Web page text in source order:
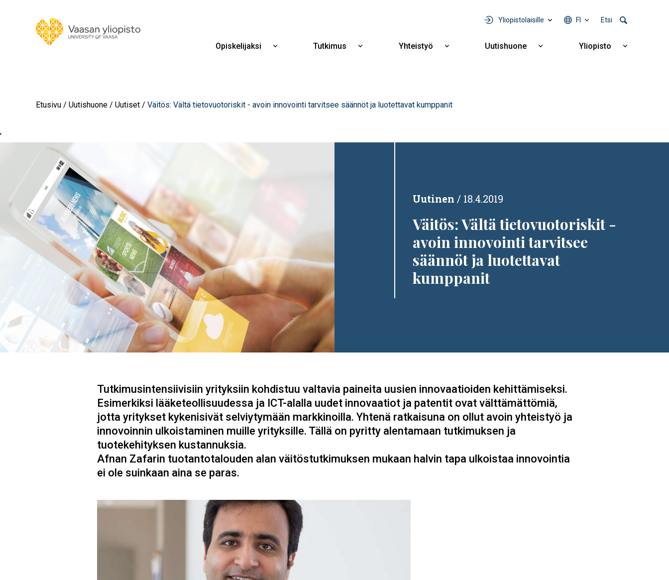
Yliopistolaisille FI Etsi
Opiskelijaksi
Näytä
Tutkimus
Näytä
Yhteistyö
Näytä
Uutishuone
Näytä
Yliopisto
Näytä
Etusivu Uutishuone Uutiset Väitös: Vältä tietovuotoriskit - avoin innovointi tarvitsee säännöt ja luotettavat kumppanit
'
Uutinen 18.4.2019
Väitös: Vältä tietovuotoriskit -
avoin innovointi tarvitsee
säännöt ja luotettavat
kumppanit
Tutkimusintensiivisiin yrityksiin kohdistuu valtavia paineita uusien innovaatioiden kehittämiseksi.
Esimerkiksi lääketeollisuudessa ja ICT-alalla uudet innovaatiot ja patentit ovat välttämättömiä,
jotta yritykset kykenisivät selviytymään markkinoilla. Yhtenä ratkaisuna on ollut avoin yhteistyö ja
innovoinnin ulkoistaminen muille yrityksille. Tällä on pyritty alentamaan tutkimuksen ja
tuotekehityksen kustannuksia.
Afnan Zafarin tuotantotalouden alan väitöstutkimuksen mukaan halvin tapa ulkoistaa innovointia
ei ole suinkaan aina se paras.